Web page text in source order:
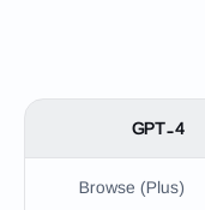
GPT-4
Browse (Plus)